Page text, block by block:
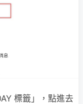
標籤」，點進去